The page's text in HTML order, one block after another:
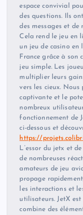
espace convivial
des questions. Ils
des messages et
Cela rend le jeu en
un jeu de casino
France grâce à son
jeu simple. Les
multiplier leurs
vers les cieux. Nous
captivante et le
nombreux
fonctionnement de
ci-dessous et
https://
L’essor du jetx et
de nombreuses
amateurs de jeu
propage
les interactions et
utilisateurs. JetX
combine des